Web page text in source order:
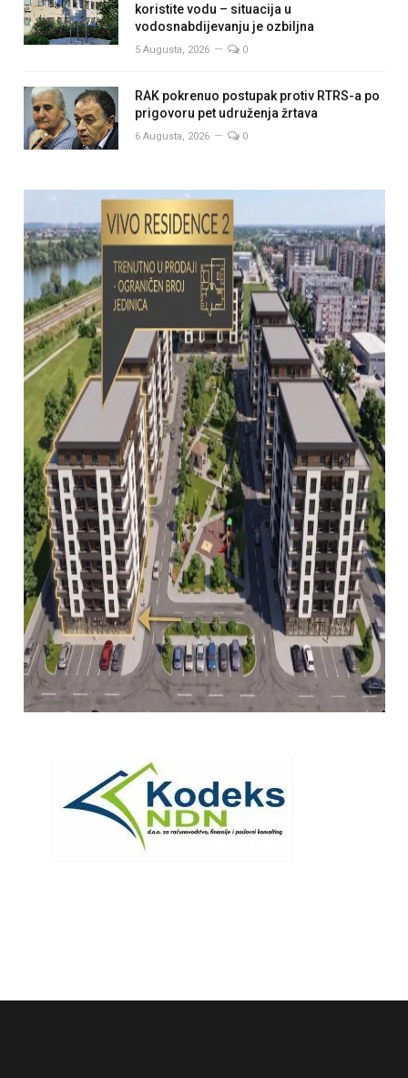
koristite vodu – situacija u
vodosnabdijevanju je ozbiljna
5 Augusta, 2026 0
RAK pokrenuo postupak protiv RTRS-a po
prigovoru pet udruženja žrtava
6 Augusta, 2026 0